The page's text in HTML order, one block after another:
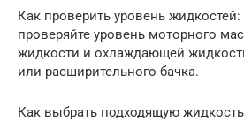
Как проверить уровень жидкостей:
проверяйте уровень моторного
жидкости и охлаждающей
или расширительного бачка.
Как выбрать подходящую